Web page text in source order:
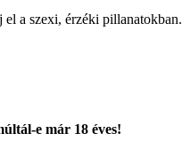
a szexi, érzéki pillanatokban.
e már 18 éves!